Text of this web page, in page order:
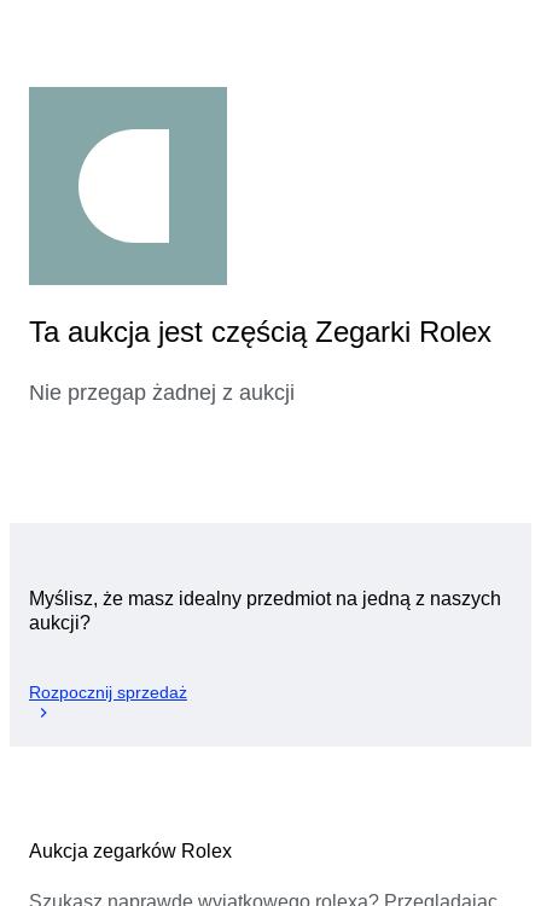
Ta aukcja jest częścią Zegarki Rolex
Nie przegap żadnej z aukcji
Myślisz, że masz idealny przedmiot na jedną z naszych
aukcji?
Rozpocznij sprzedaż
Aukcja zegarków Rolex
Szukasz naprawdę wyjątkowego rolexa? Przeglądając